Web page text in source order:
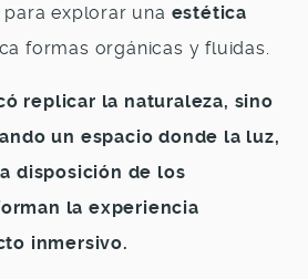
explorar una estética
formas orgánicas y fluidas.
replicar la naturaleza, sino
un espacio donde la luz,
disposición de los
la experiencia
inmersivo.